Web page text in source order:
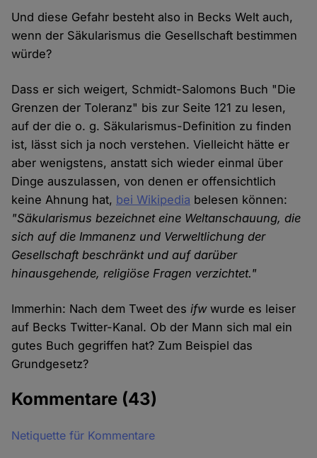
Und diese Gefahr besteht also in Becks Welt auch,
wenn der Säkularismus die Gesellschaft bestimmen
würde?
Dass er sich weigert, Schmidt-Salomons Buch "Die
Grenzen der Toleranz" bis zur Seite 121 zu lesen,
auf der die o. g. Säkularismus-Definition zu finden
ist, lässt sich ja noch verstehen. Vielleicht hätte er
aber wenigstens, anstatt sich wieder einmal über
Dinge auszulassen, von denen er offensichtlich
keine Ahnung hat, bei Wikipedia belesen können:
"Säkularismus bezeichnet eine Weltanschauung, die
sich auf die Immanenz und Verweltlichung der
Gesellschaft beschränkt und auf darüber
hinausgehende, religiöse Fragen verzichtet."
Immerhin: Nach dem Tweet desifwwurde es leiser
auf Becks Twitter-Kanal. Ob der Mann sich mal ein
gutes Buch gegriffen hat? Zum Beispiel das
Grundgesetz?
Kommentare (43)
Netiquette für Kommentare